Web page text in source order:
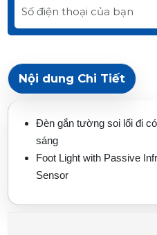
Nội dung Chi Tiết
Đèn gắn tường soi lối đi
sáng
Foot Light with Passive
Sensor